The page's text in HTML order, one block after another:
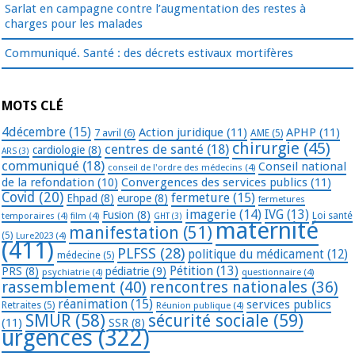
Sarlat en campagne contre l’augmentation des restes à
charges pour les malades
Communiqué. Santé : des décrets estivaux mortifères
MOTS CLÉ
4décembre (15) 7 avril (6) Action juridique (11) AME (5) APHP (11)
ARS (3) cardiologie (8) centres de santé (18) chirurgie (45)
communiqué (18) conseil de l'ordre des médecins (4) Conseil national
de la refondation (10) Convergences des services publics (11)
Covid (20) Ehpad (8) europe (8) fermeture (15) fermetures
temporaires (4) film (4) Fusion (8) GHT(3) imagerie (14) IVG (13) Loi santé
(5) Lure2023 (4) manifestation (51) maternité
(411) médecine (5) PLFSS (28) politique du médicament (12)
PRS (8) psychiatrie (4) pédiatrie (9) Pétition (13) questionnaire (4)
rassemblement (40) rencontres nationales (36)
Retraites (5) réanimation (15) Réunion publique (4) services publics
(11) SMUR (58) SSR (8) sécurité sociale (59)
urgences(322)